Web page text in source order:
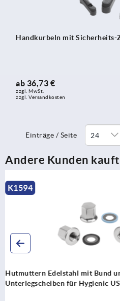
Handkurbeln mit
ab 36,73 €
zzgl. MwSt.
zzgl. Versandkosten
Einträge / Seite
Andere Kunden
K2131
Sechskantschrauben
Dicht- und